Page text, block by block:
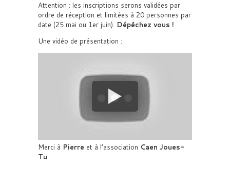
Attention : les inscriptions serons validées par
ordre de réception et limitées à 20 personnes par
date (25 mai ou 1er juin). Dépêchez vous !
Une vidéo de présentation :
Merci à Pierre et à l’association Caen Joues-
Tu.